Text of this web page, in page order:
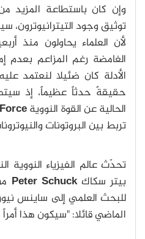
وإن كان باستطاعة المزيد
توثيق وجود التيترانيوترون،
لأن العلماء يحاولون منذ
الغامضة رغم المزاعم بعدم
الأدلة كان ضئيلا لنعتمد
حقيقةً حدثاً عظيماً، إذ
الحالية عن القوة النووية
تربط بين البروتونات
تحدّث عالم الفيزياء النووية
بيتر سكاكPeter Schuck
الماضي قائلا: "سيكون هذا